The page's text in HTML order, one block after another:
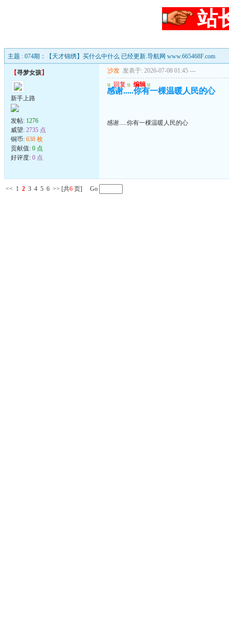
站
主题 : 074期：【天才锦绣】买什么中什么 已经更新.导航网 www.665468F.com
【寻梦女孩】
新手上路
发帖: 1276
威望: 2735 点
铜币: 638 枚
贡献值: 0 点
好评度: 0 点
沙发 发表于: 2026-07-08 01:45 ---
u 回复 u 编辑 u
感谢.....你有一棵温暖人民的心
感谢.....你有一棵温暖人民的心
<< 1 2 3 4 5 6 >> [共6 页] Go